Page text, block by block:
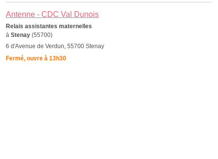
Antenne - CDC Val Dunois
Relais assistantes maternelles
à Stenay (55700)
6 d'Avenue de Verdun, 55700 Stenay
Fermé, ouvre à 13h30